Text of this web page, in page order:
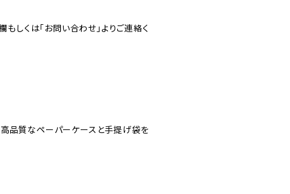
しくは「お問い合わせ」よりご連絡く
高品質なペーパーケースと手提げ袋を